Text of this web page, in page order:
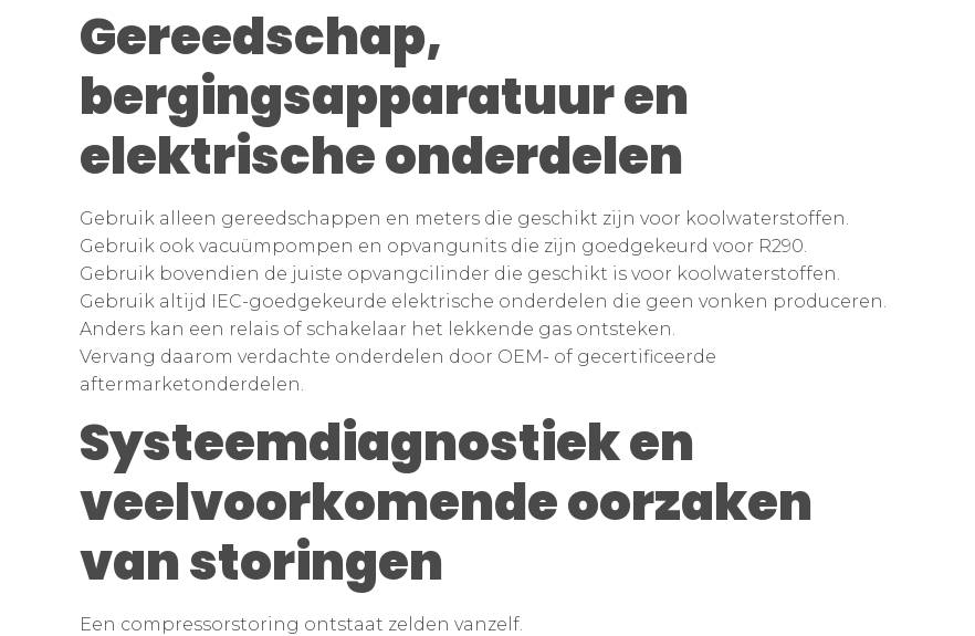
Gereedschap,
bergingsapparatuur en
elektrische onderdelen
Gebruik alleen gereedschappen en meters die geschikt zijn voor koolwaterstoffen.
Gebruik ook vacuümpompen en opvangunits die zijn goedgekeurd voor R290.
Gebruik bovendien de juiste opvangcilinder die geschikt is voor koolwaterstoffen.
Gebruik altijd IEC-goedgekeurde elektrische onderdelen die geen vonken produceren.
Anders kan een relais of schakelaar het lekkende gas ontsteken.
Vervang daarom verdachte onderdelen door OEM- of gecertificeerde
aftermarketonderdelen.
Systeemdiagnostiek en
veelvoorkomende oorzaken
van storingen
Een compressorstoring ontstaat zelden vanzelf.